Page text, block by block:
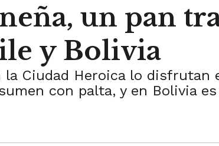
un pan
y Bolivia
Ciudad Heroica lo disfrutan
con palta, y en Bolivia